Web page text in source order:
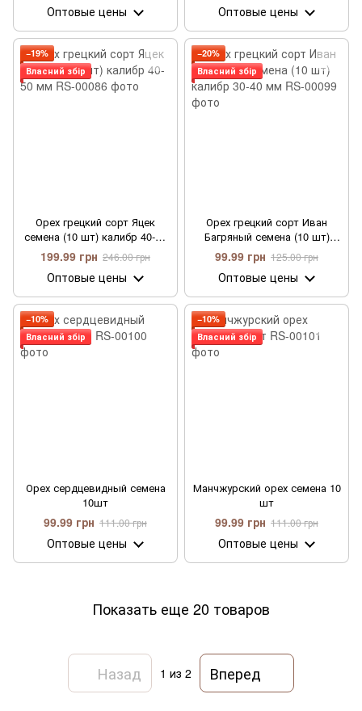
Оптовые цены
Оптовые цены
−19%
Власний збір
Орех грецкий сорт Яцек
семена (10 шт) калибр 40-50
мм
199.99 грн 246.00 грн
Оптовые цены
−20%
Власний збір
Орех грецкий сорт Иван
Багряный семена (10 шт)
калибр 30-40 мм
99.99 грн 125.00 грн
Оптовые цены
−10%
Власний збір
Орех сердцевидный семена
10шт
99.99 грн 111.00 грн
Оптовые цены
−10%
Власний збір
Манчжурский орех семена 10
шт
99.99 грн 111.00 грн
Оптовые цены
Показать еще 20 товаров
Назад 1 из 2 Вперед